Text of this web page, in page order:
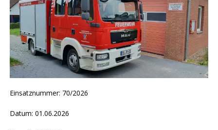
Einsatznummer: 70/2026
Datum: 01.06.2026